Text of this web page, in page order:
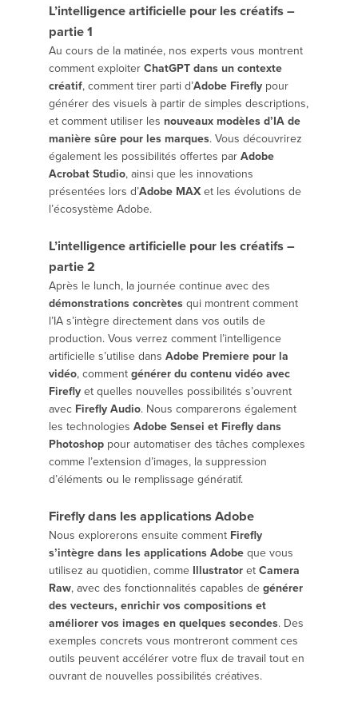
L’intelligence artificielle pour les créatifs –
partie 1
Au cours de la matinée, nos experts vous montrent
comment exploiter ChatGPT dans un contexte
créatif, comment tirer parti d’Adobe Firefly pour
générer des visuels à partir de simples descriptions,
et comment utiliser les nouveaux modèles d’IA de
manière sûre pour les marques. Vous découvrirez
également les possibilités offertes par Adobe
Acrobat Studio, ainsi que les innovations
présentées lors d’Adobe MAX et les évolutions de
l’écosystème Adobe.
L’intelligence artificielle pour les créatifs –
partie 2
Après le lunch, la journée continue avec des
démonstrations concrètes qui montrent comment
l’IA s’intègre directement dans vos outils de
production. Vous verrez comment l’intelligence
artificielle s’utilise dans Adobe Premiere pour la
vidéo, comment générer du contenu vidéo avec
Firefly et quelles nouvelles possibilités s’ouvrent
avec Firefly Audio. Nous comparerons également
les technologies Adobe Sensei et Firefly dans
Photoshop pour automatiser des tâches complexes
comme l’extension d’images, la suppression
d’éléments ou le remplissage génératif.
Firefly dans les applications Adobe
Nous explorerons ensuite comment Firefly
s’intègre dans les applications Adobe que vous
utilisez au quotidien, comme Illustrator et Camera
Raw, avec des fonctionnalités capables de générer
des vecteurs, enrichir vos compositions et
améliorer vos images en quelques secondes. Des
exemples concrets vous montreront comment ces
outils peuvent accélérer votre flux de travail tout en
ouvrant de nouvelles possibilités créatives.